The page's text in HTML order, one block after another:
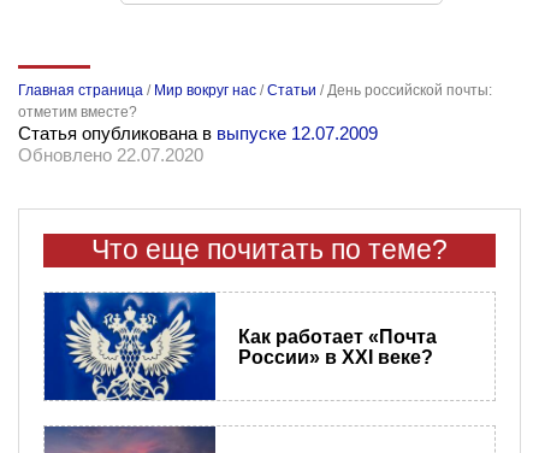
Главная страница / Мир вокруг нас /Статьи /День российской почты:
отметим вместе?
Статья опубликована в выпуске 12.07.2009
Обновлено 22.07.2020
Что еще почитать по теме?
Как работает «Почта
России» в XXI веке?